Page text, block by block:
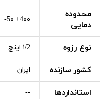
محدوده
دمایی
4۰۰+ 5۰-
نوع رزوه ۱/2 اینچ
کشور سازنده ایران
استانداردها --